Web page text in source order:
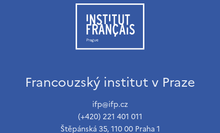
Francouzský institut v Praze
ifp@ifp.cz
(+420) 221 401 011
Štěpánská 35, 110 00 Praha 1